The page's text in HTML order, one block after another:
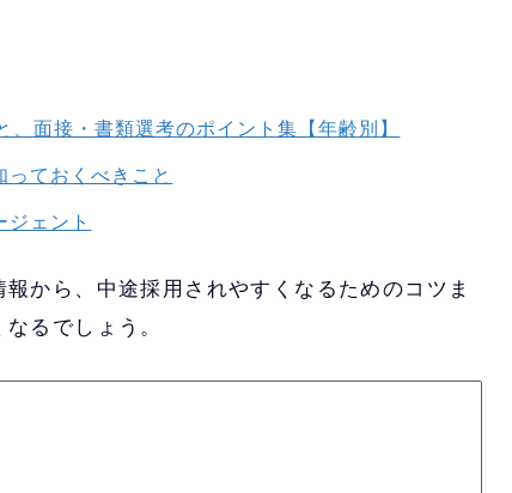
面接・書類選考のポイント集【年齢別】
ておくべきこと
ェント
から、中途採用されやすくなるためのコツま
るでしょう。